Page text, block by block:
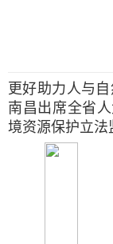
更好助力人与
南昌出席全省
境资源保护立